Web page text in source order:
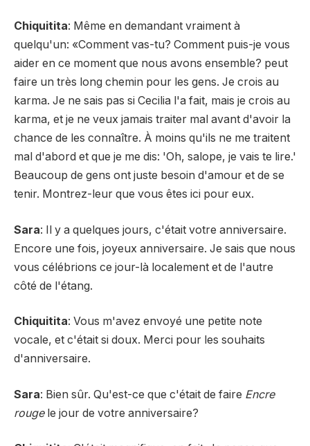
Chiquitita: Même en demandant vraiment à
quelqu'un: «Comment vas-tu? Comment puis-je vous
aider en ce moment que nous avons ensemble? peut
faire un très long chemin pour les gens. Je crois au
karma. Je ne sais pas si Cecilia l'a fait, mais je crois au
karma, et je ne veux jamais traiter mal avant d'avoir la
chance de les connaître. À moins qu'ils ne me traitent
mal d'abord et que je me dis: 'Oh, salope, je vais te lire.'
Beaucoup de gens ont juste besoin d'amour et de se
tenir. Montrez-leur que vous êtes ici pour eux.
Sara: Il y a quelques jours, c'était votre anniversaire.
Encore une fois, joyeux anniversaire. Je sais que nous
vous célébrions ce jour-là localement et de l'autre
côté de l'étang.
Chiquitita: Vous m'avez envoyé une petite note
vocale, et c'était si doux. Merci pour les souhaits
d'anniversaire.
Sara: Bien sûr. Qu'est-ce que c'était de faire Encre
rougele jour de votre anniversaire?